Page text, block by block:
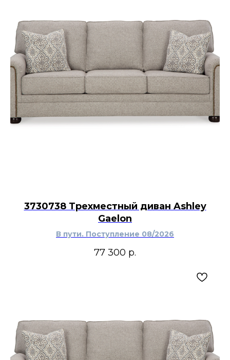
3730738 Трехместный диван Ashley
Gaelon
В пути. Поступление 08/2026
77 300 р.